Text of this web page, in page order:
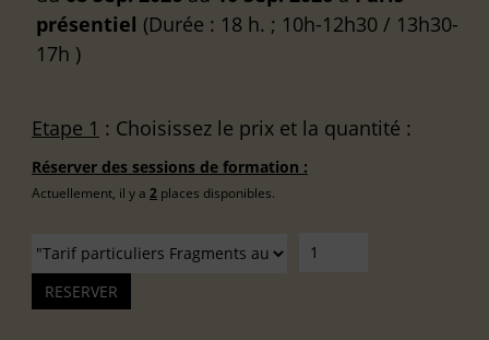
présentiel (Durée : 18 h. ; 10h-12h30 / 13h30-
17h )
Etape 1 : Choisissez le prix et la quantité :
Réserver des sessions de formation :
Actuellement, il y a 2 places disponibles.